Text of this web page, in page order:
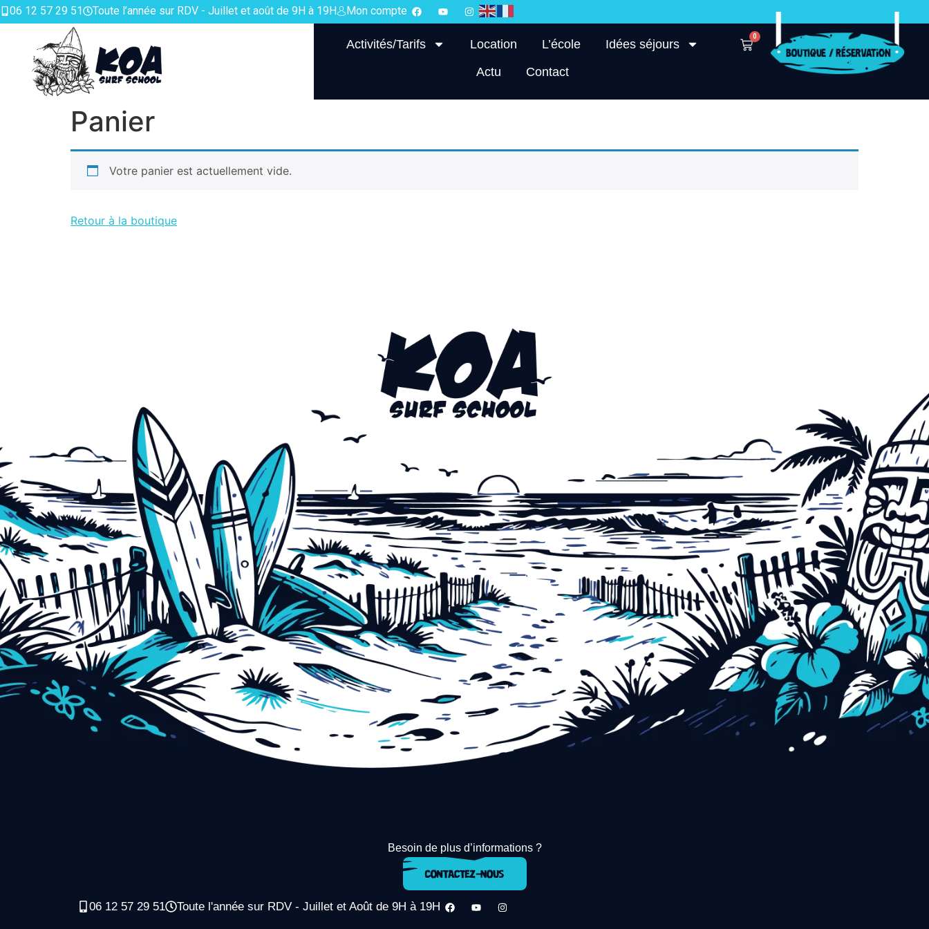
06 12 57 29 51 Toute l’année sur RDV - Juillet et août de 9H à 19H Mon compte
Activités/Tarifs Location L’école
Idées séjours
Actu
Contact
0
Panier
Votre panier est actuellement vide.
Retour à la boutique
Besoin de plus d’informations ?
06 12 57 29 51 Toute l'année sur RDV - Juillet et Août de 9H à 19H